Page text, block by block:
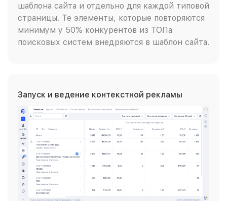
шаблона сайта и отдельно для каждой типовой
страницы. Те элементы, которые повторяются
минимум у 50% конкурентов из ТОПа
поисковых систем внедряются в шаблон сайта.
Запуск и ведение контекстной рекламы